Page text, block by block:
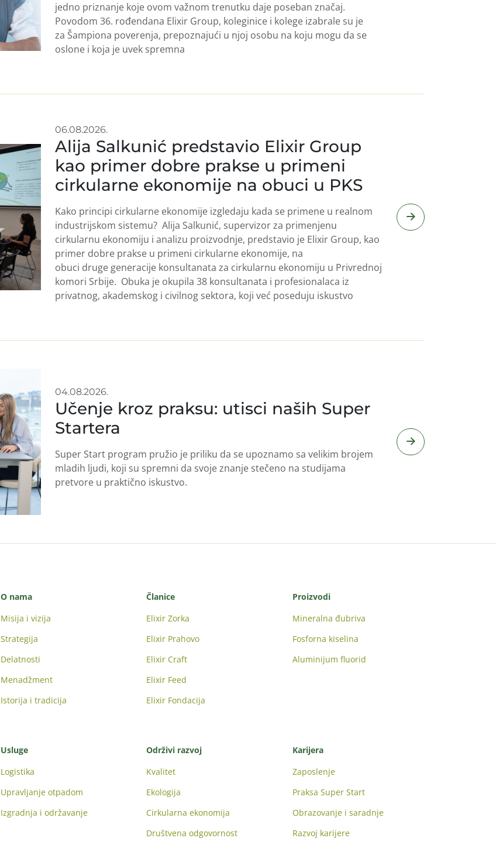
jedno priznanje koje ovom važnom trenutku daje poseban značaj.
Povodom 36. rođendana Elixir Group, koleginice i kolege izabrale su je
za Šampiona poverenja, prepoznajući u njoj osobu na koju mogu da se
oslone i koja je uvek spremna
06.08.2026.
Alija Salkunić predstavio Elixir Group
kao primer dobre prakse u primeni
cirkularne ekonomije na obuci u PKS
Kako principi cirkularne ekonomije izgledaju kada se primene u realnom
industrijskom sistemu? Alija Salkunić, supervizor za primenjenu
cirkularnu ekonomiju i analizu proizvodnje, predstavio je Elixir Group, kao
primer dobre prakse u primeni cirkularne ekonomije, na
obuci druge generacije konsultanata za cirkularnu ekonomiju u Privrednoj
komori Srbije. Obuka je okupila 38 konsultanata i profesionalaca iz
privatnog, akademskog i civilnog sektora, koji već poseduju iskustvo
04.08.2026.
Učenje kroz praksu: utisci naših Super
Startera
Super Start program pružio je priliku da se upoznamo sa velikim brojem
mladih ljudi, koji su spremni da svoje znanje stečeno na studijama
pretvore u praktično iskustvo.
O nama
Misija i vizija
Strategija
Delatnosti
Menadžment
Istorija i tradicija
Članice
Elixir Zorka
Elixir Prahovo
Elixir Craft
Elixir Feed
Elixir Fondacija
Proizvodi
Mineralna đubriva
Fosforna kiselina
Aluminijum fluorid
Usluge
Logistika
Upravljanje otpadom
Izgradnja i održavanje
Održivi razvoj
Kvalitet
Ekologija
Cirkularna ekonomija
Društvena odgovornost
Karijera
Zaposlenje
Praksa Super Start
Obrazovanje i saradnje
Razvoj karijere